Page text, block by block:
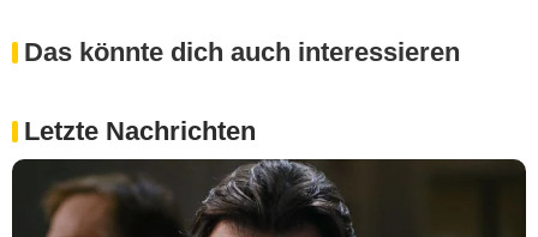
Das könnte dich auch interessieren
Letzte Nachrichten